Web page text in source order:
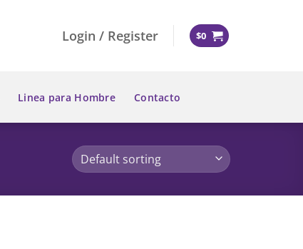
Login / Register $0
Linea para Hombre Contacto